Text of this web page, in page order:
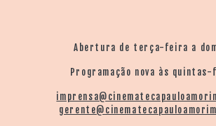
Abertura de terça-feira a
Programação nova às